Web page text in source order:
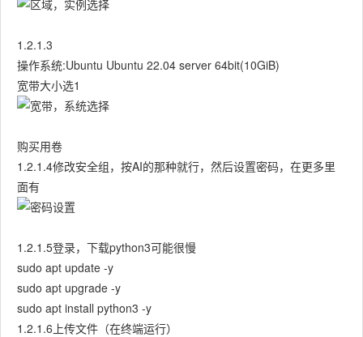
1.2.1.3
操作系统:Ubuntu Ubuntu 22.04 server 64bit(10GiB)
宽带大小选1
购买用卷
1.2.1.4修改安全组，按AI的那种就行，然后设置密码，在更多里
面有
1.2.1.5登录，下载python3可能很慢
sudo apt update -y
sudo apt upgrade -y
sudo apt install python3 -y
1.2.1.6上传文件（在终端运行）